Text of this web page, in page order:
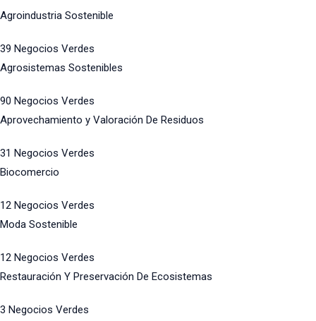
Agroindustria Sostenible
39 Negocios Verdes
Agrosistemas Sostenibles
90 Negocios Verdes
Aprovechamiento y Valoración De Residuos
31 Negocios Verdes
Biocomercio
12 Negocios Verdes
Moda Sostenible
12 Negocios Verdes
Restauración Y Preservación De Ecosistemas
3 Negocios Verdes